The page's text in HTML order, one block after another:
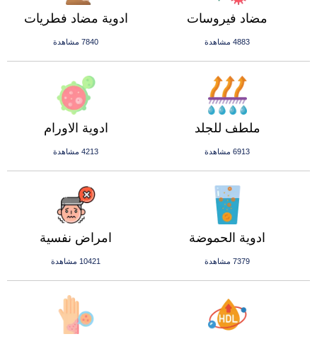
ادوية مضاد فطريات
7840 مشاهدة
مضاد فيروسات
4883 مشاهدة
ادوية الاورام
4213 مشاهدة
ملطف للجلد
6913 مشاهدة
امراض نفسية
10421 مشاهدة
ادوية الحموضة
7379 مشاهدة